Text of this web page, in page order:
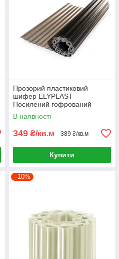
Прозорий пластиковий
шифер ELYPLAST
Посилений гофрований
(Бронзовий)
В наявності
349 ₴/кв.м 389 ₴/кв.м
Купити
–10%